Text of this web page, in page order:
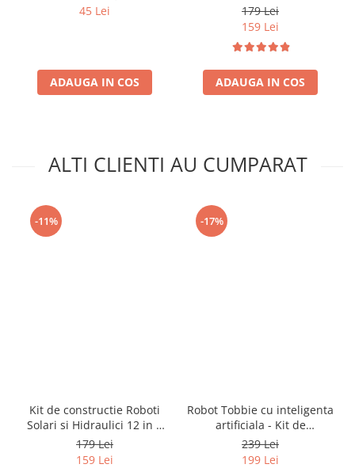
45 Lei
ADAUGA IN COS
179 Lei
159 Lei
ADAUGA IN COS
ALTI CLIENTI AU CUMPARAT
-11%
Kit de constructie Roboti
Solari si Hidraulici 12 in 1
(RO)
179 Lei
159 Lei
-17%
Robot Tobbie cu inteligenta
artificiala - Kit de
constructie (RO)
239 Lei
199 Lei